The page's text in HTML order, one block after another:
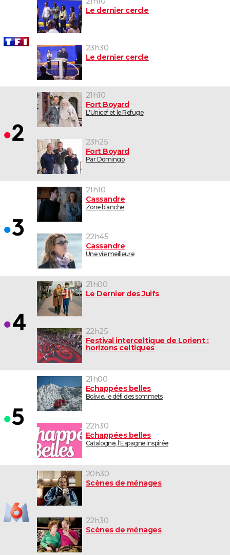
Le dernier cercle
23h30
Le dernier cercle
21h10
Fort Boyard
L'Unicef et le Refuge
23h25
Fort Boyard
Par Domingo
21h10
Cassandre
Zone blanche
22h45
Cassandre
Une vie meilleure
21h00
Le Dernier des Juifs
22h25
Festival interceltique de Lorient :
horizons celtiques
21h00
Echappées belles
Bolivie, le défi des sommets
22h30
Echappées belles
Catalogne, l'Espagne inspirée
20h30
Scènes de ménages
22h30
Scènes de ménages